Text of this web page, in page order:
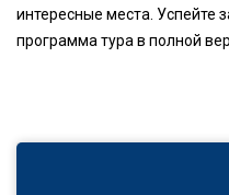
интересные места. Успейте
программа тура в полной